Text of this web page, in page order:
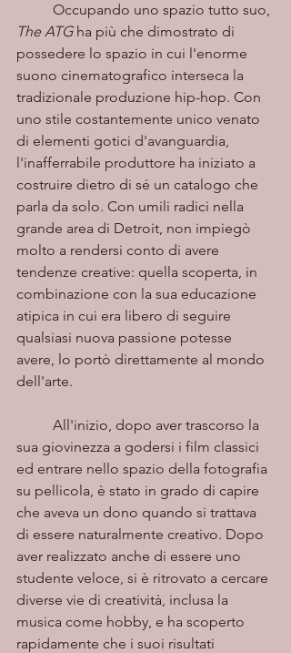
	Occupando uno spazio tutto suo,
The ATG ha più che dimostrato di
possedere lo spazio in cui l'enorme
suono cinematografico interseca la
tradizionale produzione hip-hop. Con
uno stile costantemente unico venato
di elementi gotici d'avanguardia,
l'inafferrabile produttore ha iniziato a
costruire dietro di sé un catalogo che
parla da solo. Con umili radici nella
grande area di Detroit, non impiegò
molto a rendersi conto di avere
tendenze creative: quella scoperta, in
combinazione con la sua educazione
atipica in cui era libero di seguire
qualsiasi nuova passione potesse
avere, lo portò direttamente al mondo
dell'arte.
sua giovinezza a godersi i film classici
ed entrare nello spazio della fotografia
su pellicola, è stato in grado di capire
che aveva un dono quando si trattava
di essere naturalmente creativo. Dopo
aver realizzato anche di essere uno
studente veloce, si è ritrovato a cercare
diverse vie di creatività, inclusa la
musica come hobby, e ha scoperto
rapidamente che i suoi risultati